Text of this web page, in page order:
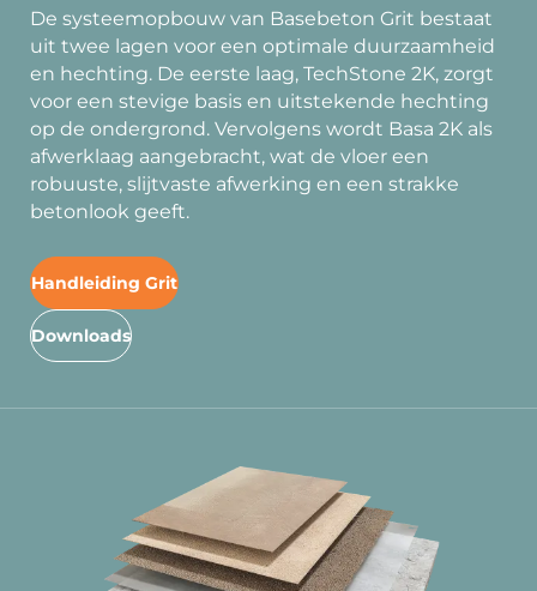
De systeemopbouw van Basebeton Grit bestaat
uit twee lagen voor een optimale duurzaamheid
en hechting. De eerste laag, TechStone 2K, zorgt
voor een stevige basis en uitstekende hechting
op de ondergrond. Vervolgens wordt Basa 2K als
afwerklaag aangebracht, wat de vloer een
robuuste, slijtvaste afwerking en een strakke
betonlook geeft.
Handleiding Grit
Downloads